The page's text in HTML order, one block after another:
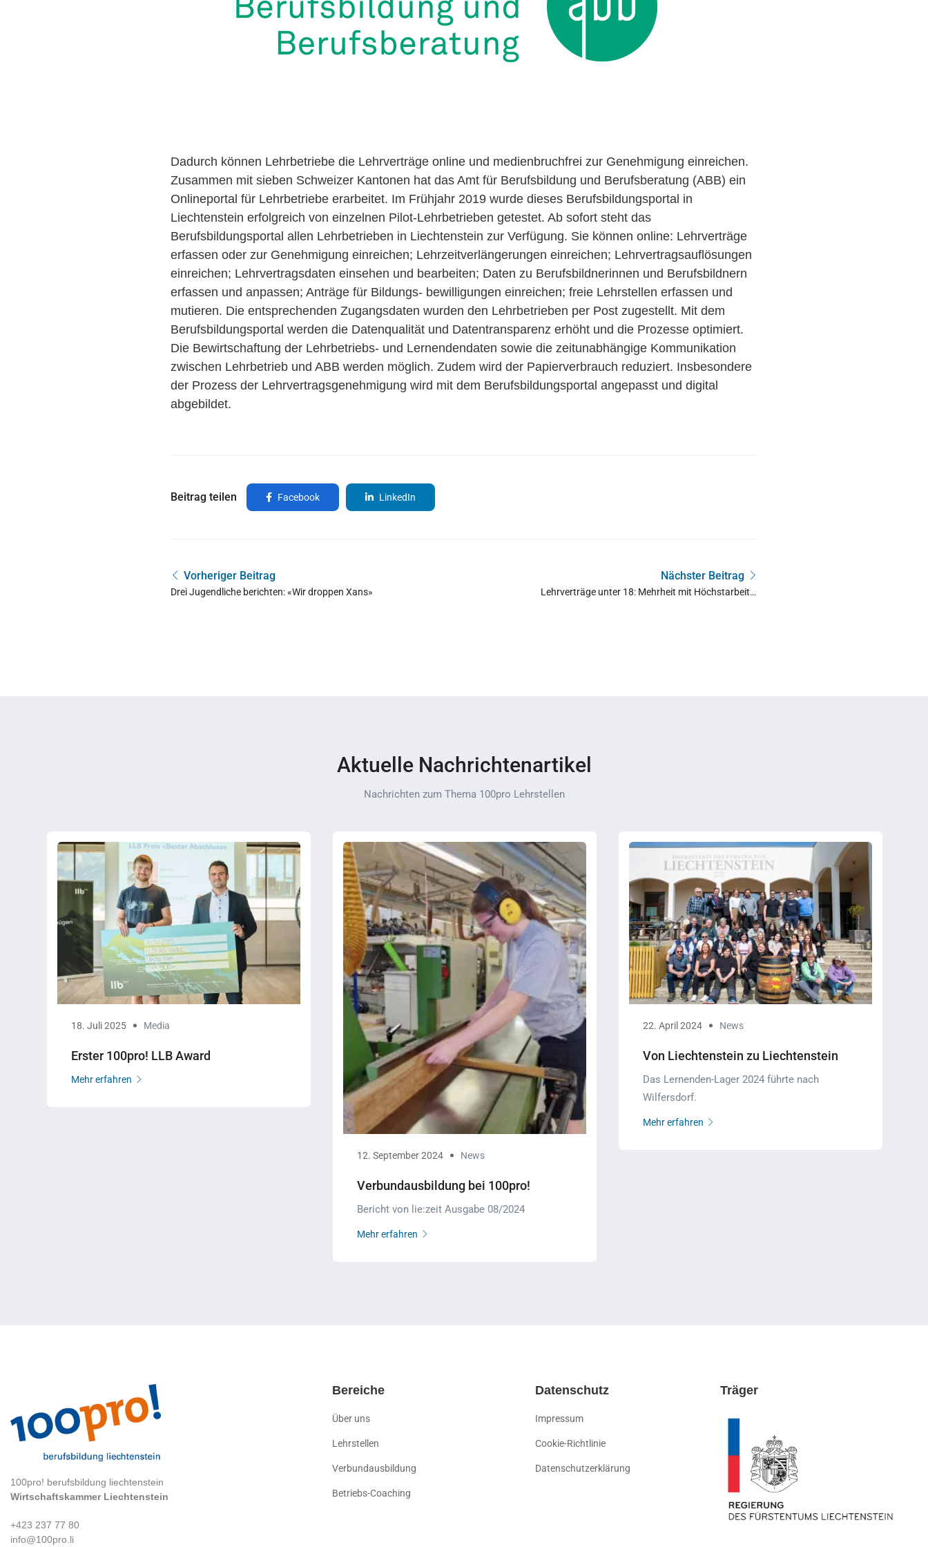
Dadurch können Lehrbetriebe die Lehrverträge online und medienbruchfrei zur Genehmigung einreichen.
Zusammen mit sieben Schweizer Kantonen hat das Amt für Berufsbildung und Berufsberatung (ABB) ein
Onlineportal für Lehrbetriebe erarbeitet. Im Frühjahr 2019 wurde dieses Berufsbildungsportal in
Liechtenstein erfolgreich von einzelnen Pilot-Lehrbetrieben getestet. Ab sofort steht das
Berufsbildungsportal allen Lehrbetrieben in Liechtenstein zur Verfügung. Sie können online: Lehrverträge
erfassen oder zur Genehmigung einreichen; Lehrzeitverlängerungen einreichen; Lehrvertragsauflösungen
einreichen; Lehrvertragsdaten einsehen und bearbeiten; Daten zu Berufsbildnerinnen und Berufsbildnern
erfassen und anpassen; Anträge für Bildungs- bewilligungen einreichen; freie Lehrstellen erfassen und
mutieren. Die entsprechenden Zugangsdaten wurden den Lehrbetrieben per Post zugestellt. Mit dem
Berufsbildungsportal werden die Datenqualität und Datentransparenz erhöht und die Prozesse optimiert.
Die Bewirtschaftung der Lehrbetriebs- und Lernendendaten sowie die zeitunabhängige Kommunikation
zwischen Lehrbetrieb und ABB werden möglich. Zudem wird der Papierverbrauch reduziert. Insbesondere
der Prozess der Lehrvertragsgenehmigung wird mit dem Berufsbildungsportal angepasst und digital
abgebildet.
Beitrag teilen Facebook LinkedIn
Vorheriger Beitrag
Drei Jugendliche berichten: «Wir droppen Xans»
Nächster Beitrag
Lehr­ver­träge unter 18: Mehr­heit mit Höchst­ar­beits­
Aktuelle Nachrichtenartikel
Nachrichten zum Thema 100pro Lehrstellen
18. Juli 2025 Media
Erster 100pro! LLB Award
Mehr erfahren
12. September 2024 News
Verbundausbildung bei 100pro!
Bericht von lie:zeit Ausgabe 08/2024
Mehr erfahren
22. April 2024 News
Von Liechtenstein zu Liechtenstein
Das Lernenden-Lager 2024 führte nach
Wilfersdorf.
Mehr erfahren
100pro! berufsbildung liechtenstein
Wirtschaftskammer Liechtenstein
+423 237 77 80
info@100pro.li
Bereiche
Über uns
Lehrstellen
Verbundausbildung
Betriebs-Coaching
Datenschutz
Impressum
Cookie-Richtlinie
Datenschutzerklärung
Träger